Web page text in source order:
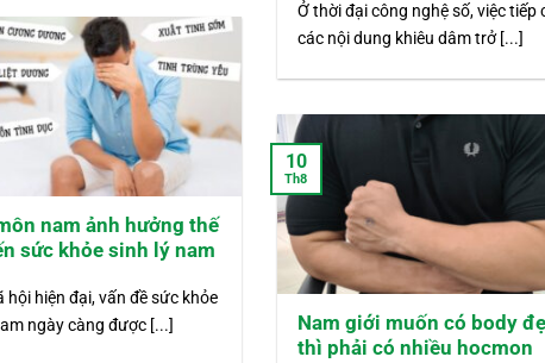
Ở thời đại công nghệ số, việc tiếp
các nội dung khiêu dâm trở [...]
nam ảnh hưởng thế
sức khỏe sinh lý nam
hội hiện đại, vấn đề sức khỏe
ngày càng được [...]
Nam giới muốn có body
thì phải có nhiều hocmon
10
Th8